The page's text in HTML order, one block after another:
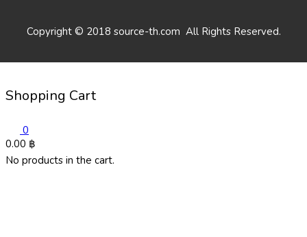
Copyright © 2018 source-th.com All Rights Reserved.
Shopping Cart
0
0.00 ฿
No products in the cart.